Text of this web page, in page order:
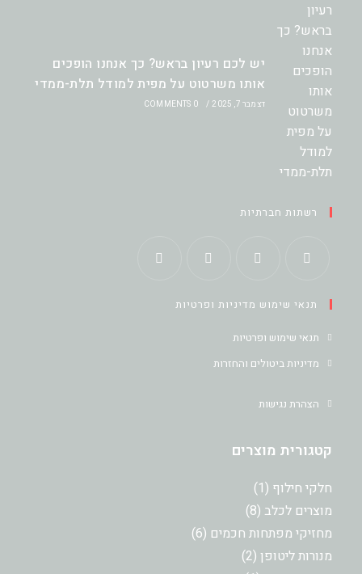
יש לכם רעיון בראש? כך אנחנו הופכים
אותו משרטוט על מפית למודל תלת-ממדי
דצמבר 7, 2025 /
0 COMMENTS
רשתות חברתיות
in
a
tab
in
tab
in
tab
in
תנאי שימוש מדיניות ופרטיות
תנאי שימוש ופרטיות
מדיניות ביטולים והחזרות
הצהרת נגישות
קטגורית מוצרים
חלקי חילוף 1מוצר
1 מוצרים לכלב 8
8
מוצרים
מחזיקי מפתחות חכמים 6
6
מנורות ליטופן 2
2